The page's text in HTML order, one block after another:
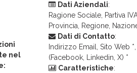
nel
Dati Aziendali:
Ragione Sociale, Partiva
Provincia, Regione,
Dati di Contatto:
Indirizzo Email, Sito Web
(Facebook, Linkedin, X) *
Caratteristiche: